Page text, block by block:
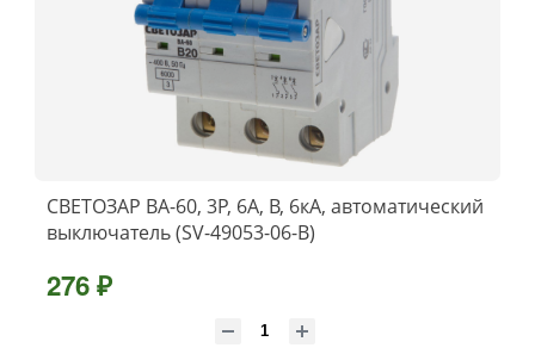
СВЕТОЗАР ВА-60, 3P, 6А, B, 6кА, автоматический
выключатель (SV-49053-06-B)
276 ₽